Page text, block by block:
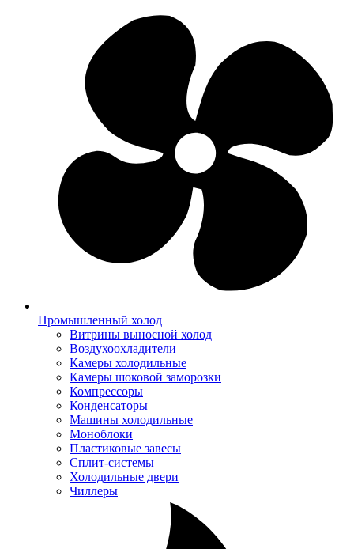
Промышленный холод
Витрины выносной холод
Воздухоохладители
Камеры холодильные
Камеры шоковой заморозки
Компрессоры
Конденсаторы
Машины холодильные
Моноблоки
Пластиковые завесы
Сплит-системы
Холодильные двери
Чиллеры